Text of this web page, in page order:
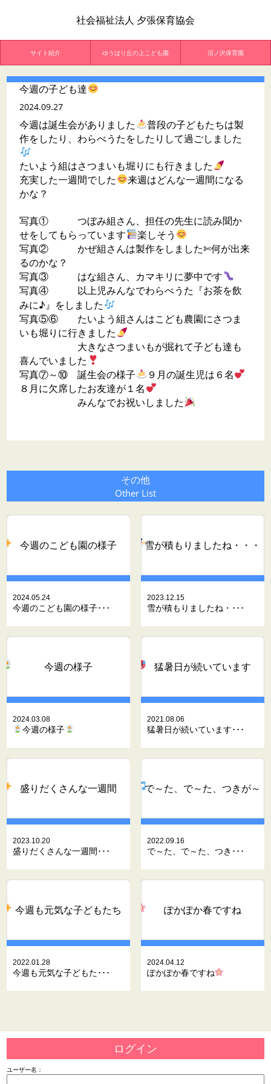
社会福祉法人 夕張保育協会
サイト紹介 ゆうばり丘の上こども園 沼ノ沢保育園
今週の子ども達
2024.09.27
今週は誕生会がありました
普段の子どもたちは製
作をしたり、わらべうたをしたりして過ごしました
たいよう組はさつまいも堀りにも行きました
充実した一週間でした
来週はどんな一週間になる
かな？
写真① つぼみ組さん、担任の先生に読み聞か
せをしてもらっています
楽しそう
写真② かぜ組さんは製作をしました✄何が出来
るのかな？
写真③ はな組さん、カマキリに夢中です
写真④ 以上児みんなでわらべうた『お茶を飲
みに♪』をしました
写真⑤⑥ たいよう組さんはこども農園にさつま
いも堀りに行きました
大きなさつまいもが掘れて子ども達も
喜んでいました
写真⑦～⑩ 誕生会の様子
９月の誕生児は６名
８月に欠席したお友達が１名
みんなでお祝いしました
その他
Other List
今週のこども園の様子
2024.05.24
今週のこども園の様子･･･
雪が積もりましたね・・・
2023.12.15
雪が積もりましたね・･･･
今週の様子
2024.03.08
今週の様子
猛暑日が続いています
2021.08.06
猛暑日が続いています･･･
盛りだくさんな一週間
2023.10.20
盛りだくさんな一週間･･･
で～た、で～た、つきが～
2022.09.16
で～た、で～た、つき･･･
今週も元気な子どもたち
2022.01.28
今週も元気な子どもた･･･
ぽかぽか春ですね
2024.04.12
ぽかぽか春ですね
ログイン
ユーザー名：